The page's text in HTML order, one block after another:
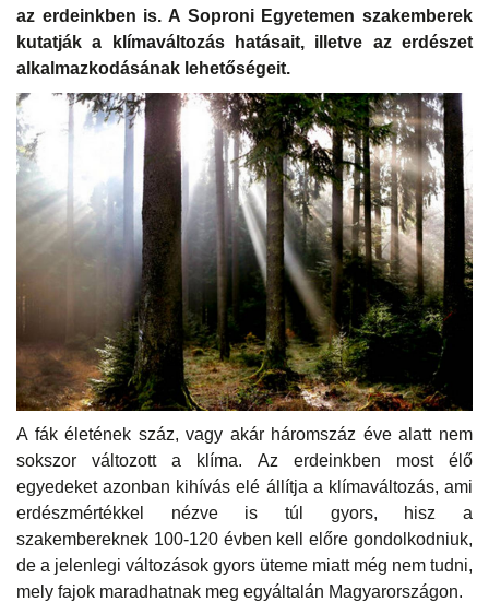
az erdeinkben is. A Soproni Egyetemen szakemberek
kutatják a klímaváltozás hatásait, illetve az erdészet
alkalmazkodásának lehetőségeit.
A fák életének száz, vagy akár háromszáz éve alatt nem
sokszor változott a klíma. Az erdeinkben most élő
egyedeket azonban kihívás elé állítja a klímaváltozás, ami
erdészmértékkel nézve is túl gyors, hisz a
szakembereknek 100-120 évben kell előre gondolkodniuk,
de a jelenlegi változások gyors üteme miatt még nem tudni,
mely fajok maradhatnak meg egyáltalán Magyarországon.